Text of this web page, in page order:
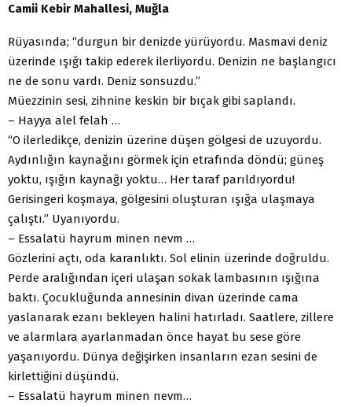
Camii Kebir Mahallesi, Muğla
Rüyasında; “durgun bir denizde yürüyordu. Masmavi deniz
üzerinde ışığı takip ederek ilerliyordu. Denizin ne başlangıcı
ne de sonu vardı. Deniz sonsuzdu.”
Müezzinin sesi, zihnine keskin bir bıçak gibi saplandı.
– Hayya alel felah …
“O ilerledikçe, denizin üzerine düşen gölgesi de uzuyordu.
Aydınlığın kaynağını görmek için etrafında döndü; güneş
yoktu, ışığın kaynağı yoktu… Her taraf parıldıyordu!
Gerisingeri koşmaya, gölgesini oluşturan ışığa ulaşmaya
çalıştı.” Uyanıyordu.
– Essalatü hayrum minen nevm …
Gözlerini açtı, oda karanlıktı. Sol elinin üzerinde doğruldu.
Perde aralığından içeri ulaşan sokak lambasının ışığına
baktı. Çocukluğunda annesinin divan üzerinde cama
yaslanarak ezanı bekleyen halini hatırladı. Saatlere, zillere
ve alarmlara ayarlanmadan önce hayat bu sese göre
yaşanıyordu. Dünya değişirken insanların ezan sesini de
kirlettiğini düşündü.
– Essalatü hayrum minen nevm…